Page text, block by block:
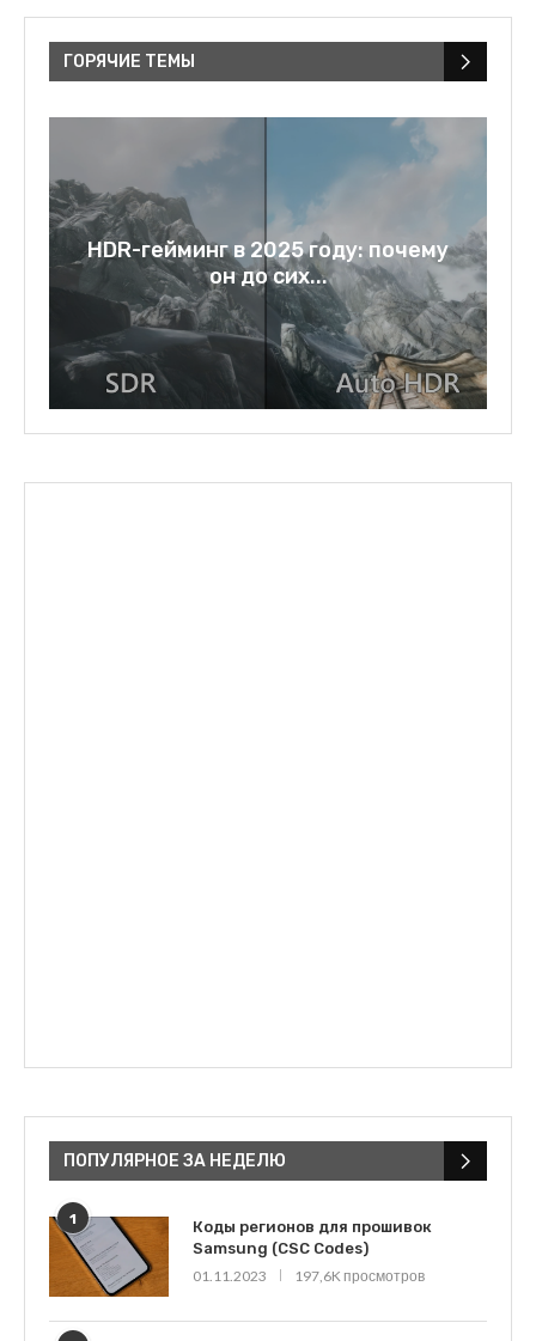
ГОРЯЧИЕ ТЕМЫ
Rage bait: слово года 2025 и
зеркало нашей...
ПОПУЛЯРНОЕ ЗА НЕДЕЛЮ
1
Коды регионов для прошивок
Samsung (CSC Codes)
01.11.2023
197,6K просмотров